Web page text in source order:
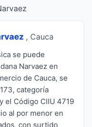
, Cauca
se puede
Narvaez en
de Cauca, se
categoría
el Código CIIU 4719
al por menor en
con surtido